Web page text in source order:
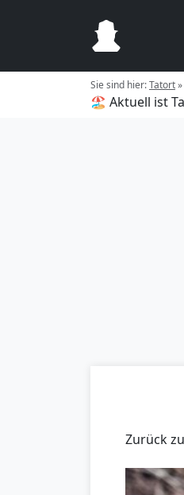
Sie sind hier:Tatort»
🏖️ Aktuell ist
Zurück